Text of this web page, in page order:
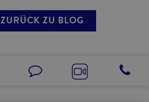
ZURÜCK ZU BLOG